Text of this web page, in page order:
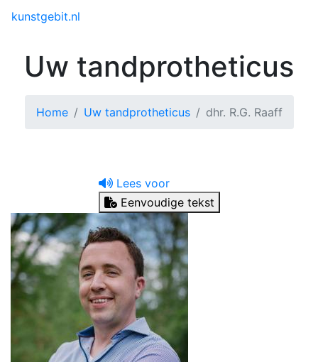
kunstgebit.nl
Uw tandprotheticus
Home Uw tandprotheticus dhr. R.G. Raaff
Lees voor
Eenvoudige tekst